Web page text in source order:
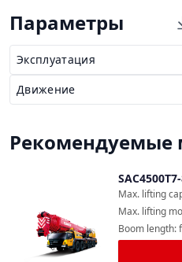
Параметры
Эксплуатация
Движение
Рекомендуемые
Max. lifting
Max. lifting
Boom length: